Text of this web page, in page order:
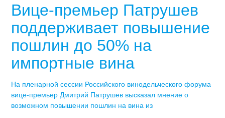
Вице-премьер Патрушев
поддерживает повышение
пошлин до 50% на
импортные вина
На пленарной сессии Российского винодельческого форума
вице-премьер Дмитрий Патрушев высказал мнение о
возможном повышении пошлин на вина из